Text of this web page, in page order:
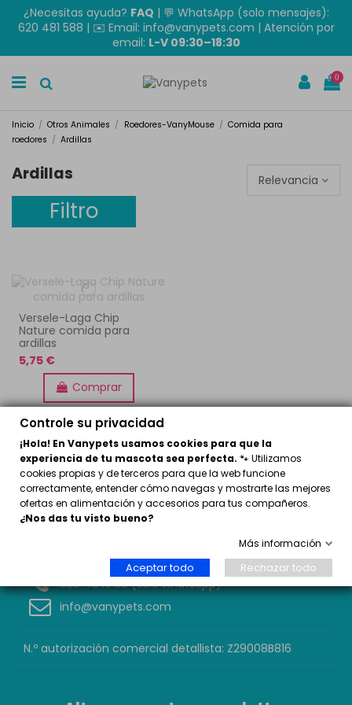
¿Necesitas ayuda? FAQ | 💬 WhatsApp (solo mensajes):
620 481 588 | ✉️ Email: info@vanypets.com | Atención por
email: L-V 09:30–18:30
0
Inicio Otros Animales Roedores-VanyMouse
Comida para
roedores
Ardillas
Ardillas Relevancia
Filtro
Versele-Laga Chip
Nature comida para
ardillas
5,75 €
Comprar
29590 Málaga
620 48 15 88 (sólo whatsapp)
info@vanypets.com
N.º autorización comercial detallista: Z29008B816
Controle su privacidad
¡Hola! En Vanypets usamos cookies para que la
experiencia de tu mascota sea perfecta. 🐾 Utilizamos
cookies propias y de terceros para que la web funcione
correctamente, entender cómo navegas y mostrarte las mejores
ofertas en alimentación y accesorios para tus compañeros.
¿Nos das tu visto bueno?
Más información
Aceptar todo Rechazar todo